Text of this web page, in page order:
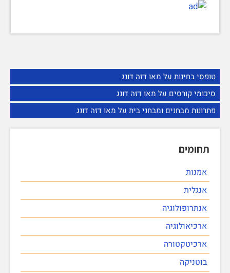
טופסי בחינות על מאו דזה דונג
סיכומי קורסים על מאו דזה דונג
פתרונות מבחנים ומבחני בית על מאו דזה דונג
תחומים
אמנות
אנגלית
אנתרופולוגיה
ארכיאולוגיה
ארכיטקטורה
בוטניקה